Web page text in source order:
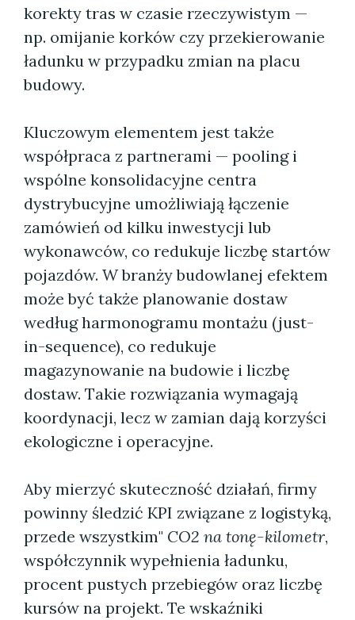
korekty tras w czasie rzeczywistym —
np. omijanie korków czy przekierowanie
ładunku w przypadku zmian na placu
budowy.
Kluczowym elementem jest także
współpraca z partnerami — pooling i
wspólne konsolidacyjne centra
dystrybucyjne umożliwiają łączenie
zamówień od kilku inwestycji lub
wykonawców, co redukuje liczbę startów
pojazdów. W branży budowlanej efektem
może być także planowanie dostaw
według harmonogramu montażu (just-
in-sequence), co redukuje
magazynowanie na budowie i liczbę
dostaw. Takie rozwiązania wymagają
koordynacji, lecz w zamian dają korzyści
ekologiczne i operacyjne.
Aby mierzyć skuteczność działań, firmy
powinny śledzić KPI związane z logistyką,
przede wszystkim" CO2 na tonę-kilometr,
współczynnik wypełnienia ładunku,
procent pustych przebiegów oraz liczbę
kursów na projekt. Te wskaźniki